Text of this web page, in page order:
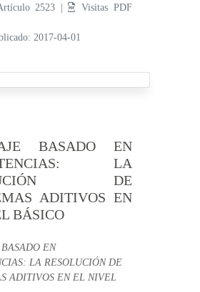
2523 |
Visitas PDF
2017-04-01
BASADO EN
LA
DE
ADITIVOS EN
BÁSICO
EN
LA RESOLUCIÓN DE
ADITIVOS EN EL NIVEL